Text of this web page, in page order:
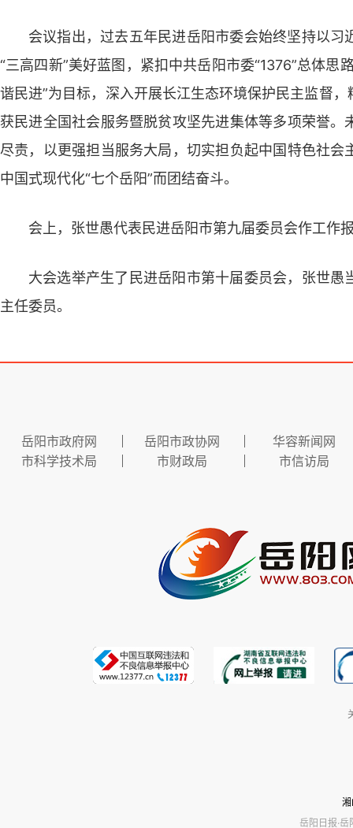
会议指出，过去五年民进岳阳市委会始终坚持以
“三高四新”美好蓝图，紧扣中共岳阳市委“1376”总体
谐民进”为目标，深入开展长江生态环境保护民主监督
获民进全国社会服务暨脱贫攻坚先进集体等多项荣誉
尽责，以更强担当服务大局，切实担负起中国特色社
中国式现代化“七个岳阳”而团结奋斗。
会上，张世愚代表民进岳阳市第九届委员会作工作
大会选举产生了民进岳阳市第十届委员会，张世
主任委员。
岳阳市政府网 岳阳市政协网
华容新闻网
市科学技术局
市财政局 市信访局
岳阳日报·岳